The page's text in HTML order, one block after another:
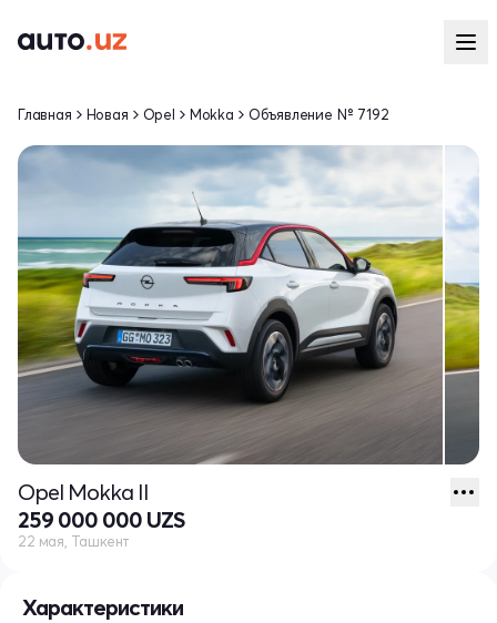
Характеристики
Главная Новая Opel Mokka Объявление № 7192
Opel Mokka II
259 000 000 UZS
22 мая, Ташкент